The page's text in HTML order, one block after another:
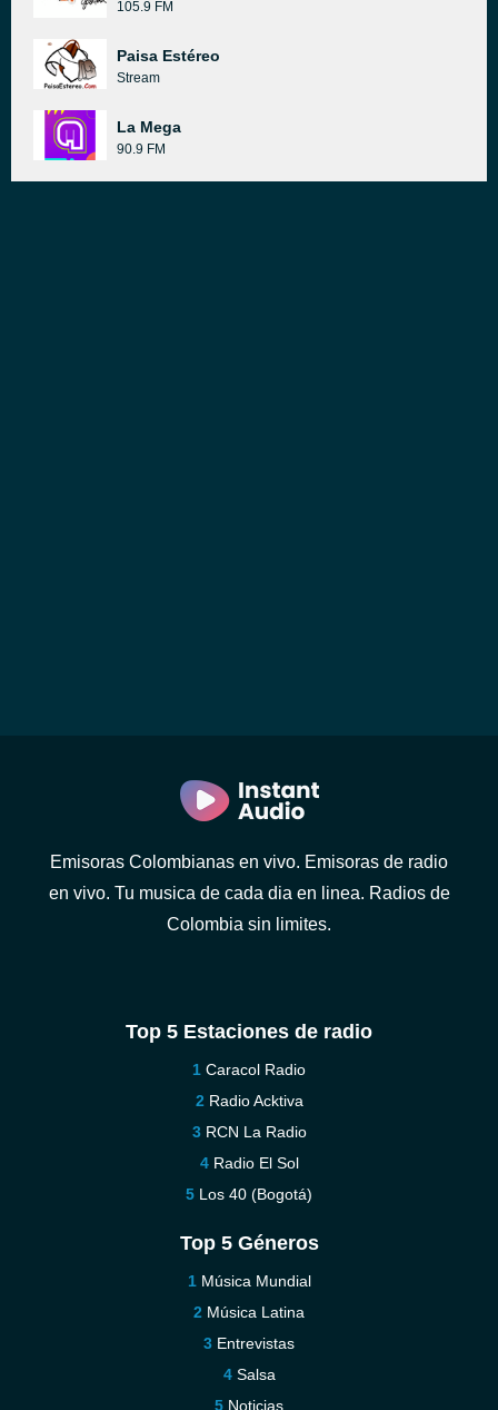
105.9 FM
Paisa Estéreo
Stream
La Mega
90.9 FM
Emisoras Colombianas en vivo. Emisoras de radio
en vivo. Tu musica de cada dia en linea. Radios de
Colombia sin limites.
Top 5 Estaciones de radio
Caracol Radio
Radio Acktiva
RCN La Radio
Radio El Sol
Los 40 (Bogotá)
Top 5 Géneros
Música Mundial
Música Latina
Entrevistas
Salsa
Noticias